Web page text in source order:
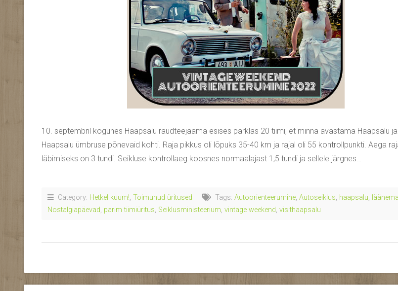
10. septembril kogunes Haapsalu raudteejaama esises parklas 20 tiimi, et minna avastama Haapsalu ja
Haapsalu ümbruse põnevaid kohti. Raja pikkus oli lõpuks 35-40 km ja rajal oli 55 kontrollpunkti. Aega
läbimiseks on 3 tundi. Seikluse kontrollaeg koosnes normaalajast 1,5 tundi ja sellele järgnes…
Category: Hetkel kuum!, Toimunud üritused Tags: Autoorienteerumine, Autoseiklus, haapsalu,
Nostalgiapäevad, parim tiimiüritus, Seiklusministeerium, vintage weekend, visithaapsalu